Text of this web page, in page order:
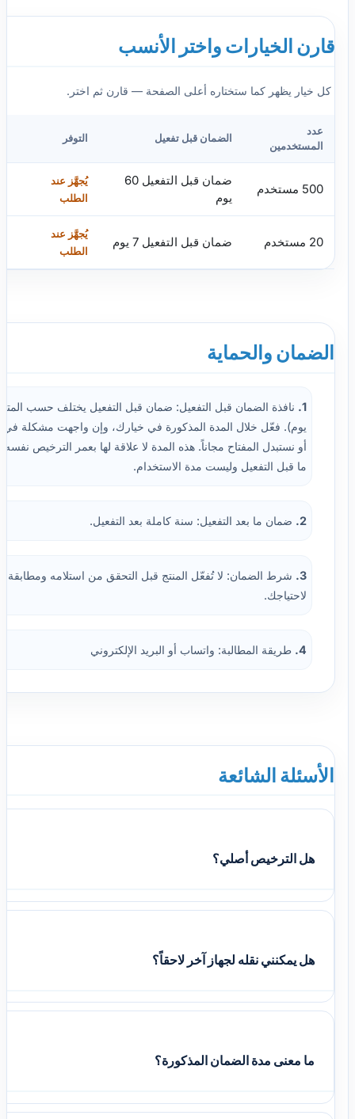
قارن الخيارات واختر الأنسب
كل خيار يظهر كما ستختاره أعلى الصفحة — قارن ثم اختر.
عدد
المستخدمين
الضمان قبل تفعيل التوفر
500 مستخدم
ضمان قبل التفعيل 60
يوم
يُجهَّز عند
الطلب
20 مستخدم ضمان قبل التفعيل 7 يوم
يُجهَّز عند
الطلب
الضمان والحماية
1.
يوم). فعّل خلال المدة المذكورة في خيارك، وإن واجهت مشكلة في
أو نستبدل المفتاح مجاناً. هذه المدة لا علاقة لها بعمر الترخيص
ما قبل التفعيل وليست مدة الاستخدام.
2. ضمان ما بعد التفعيل: سنة كاملة بعد التفعيل.
3.
شرط الضمان: لا تُفعّل المنتج قبل التحقق من استلامه ومطابقة
لاحتياجك.
4. طريقة المطالبة: واتساب أو البريد الإلكتروني
الأسئلة الشائعة
هل الترخيص أصلي؟
هل يمكنني نقله لجهاز آخر لاحقاً؟
ما معنى مدة الضمان المذكورة؟